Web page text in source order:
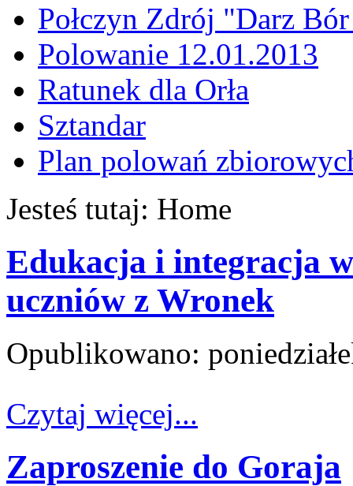
Połczyn Zdrój "Darz
Polowanie 12.01.2013
Ratunek dla Orła
Sztandar
Plan polowań
Jesteś tutaj: Home
Edukacja i integracja
uczniów z Wronek
Opublikowano:
Czytaj więcej...
Zaproszenie do Goraja